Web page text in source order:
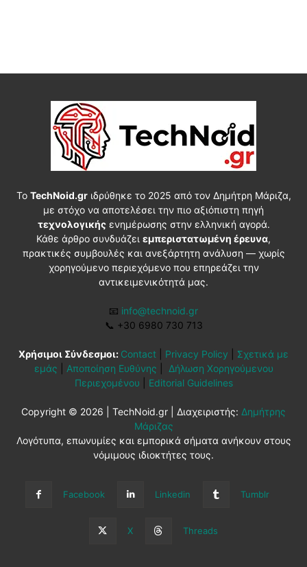
Το TechNoid.grιδρύθηκε το 2025 από τον Δημήτρη Μάριζα,
με στόχο να αποτελέσει την πιο αξιόπιστη πηγή
τεχνολογικήςενημέρωσης στην ελληνική αγορά.
Κάθε άρθρο συνδυάζει εμπεριστατωμένη έρευνα,
πρακτικές συμβουλές και ανεξάρτητη ανάλυση — χωρίς
χορηγούμενο περιεχόμενο που επηρεάζει την
αντικειμενικότητά μας.
📧 info@technoid.gr
📞 +30 6980 730 713
Χρήσιμοι Σύνδεσμοι: Contact Privacy Policy
Σχετικά με
εμάς
Αποποίηση Ευθύνης
Δήλωση Χορηγούμενου
Περιεχομένου
Editorial Guidelines
Copyright © 2026 | TechNoid.gr | Διαχειριστής: Δημήτρης
Μάριζας
Λογότυπα, επωνυμίες και εμπορικά σήματα ανήκουν στους
νόμιμους ιδιοκτήτες τους.
Facebook Linkedin Tumblr
X Threads